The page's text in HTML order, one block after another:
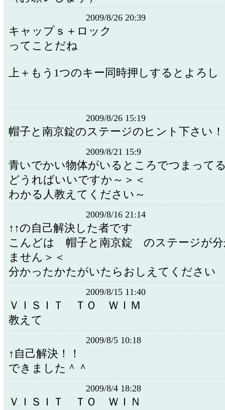
2009/8/26 20:39
キャップｓ＋ロック
ってことだね
上＋もう1つのキー同時押しするとよろし
2009/8/26 15:19
帽子と南京錠のステージのヒント下さい
2009/8/21 15:9
青いでかい物体がいるところでつまって
どうればいいですか～＞＜
わかる人教えてください～
2009/8/16 21:14
↑↑の自己解決した者です
こんどは 帽子と南京錠 のステージが分
ません＞＜
分かったかたがいたらおしえてください
2009/8/15 11:40
ＶＩＳＩＴ ＴＯ ＷＩＭ
教えて
2009/8/5 10:18
↑自己解決！！
できました＾＾
2009/8/4 18:28
ＶＩＳＩＴ ＴＯ ＷＩＮ